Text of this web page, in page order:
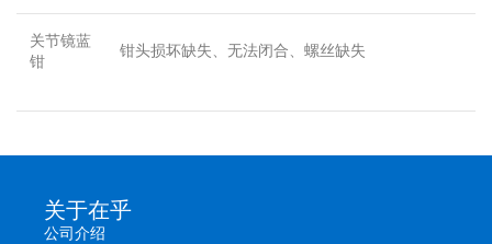
关节镜蓝
钳
钳头损坏缺失、无法闭合、螺丝缺失
关于在乎
公司介绍